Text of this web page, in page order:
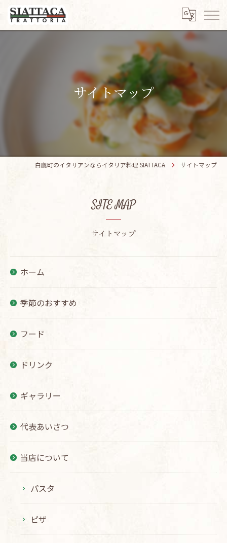
サイトマップ
白鷹町のイタリアンならイタリア料理 SIATTACA サイトマップ
サイトマップ
SITE MAP
ホーム
季節のおすすめ
フード
ドリンク
ギャラリー
代表あいさつ
当店について
パスタ
ピザ